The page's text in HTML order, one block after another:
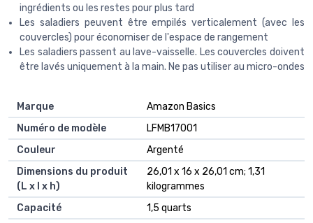
ingrédients ou les restes pour plus tard
Les saladiers peuvent être empilés verticalement (avec les
couvercles) pour économiser de l'espace de rangement
Les saladiers passent au lave-vaisselle. Les couvercles doivent
être lavés uniquement à la main. Ne pas utiliser au micro-ondes
Marque
‎Amazon Basics
Numéro de modèle
‎LFMB17001
Couleur
‎Argenté
Dimensions du produit
(L x l x h)
‎26,01 x 16 x 26,01 cm; 1,31
kilogrammes
Capacité
‎1,5 quarts